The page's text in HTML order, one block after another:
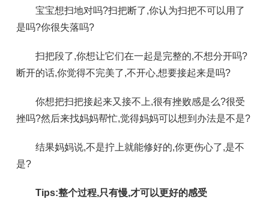
宝宝想扫地对吗?扫把断了,你认为扫把不可以用了
是吗?你很失落吗?
扫把段了,你想让它们在一起是完整的,不想分开吗?
断开的话,你觉得不完美了,不开心,想要接起来是吗?
你想把扫把接起来又接不上,很有挫败感是么?很受
挫吗?然后来找妈妈帮忙,觉得妈妈可以想到办法是不是?
结果妈妈说,不是拧上就能修好的,你更伤心了,是不
是?
Tips:整个过程,只有慢,才可以更好的感受